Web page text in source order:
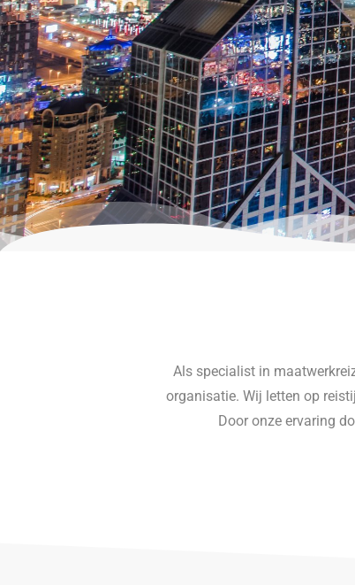
Als specialist in
organisatie. Wij letten op
Door onze ervaring